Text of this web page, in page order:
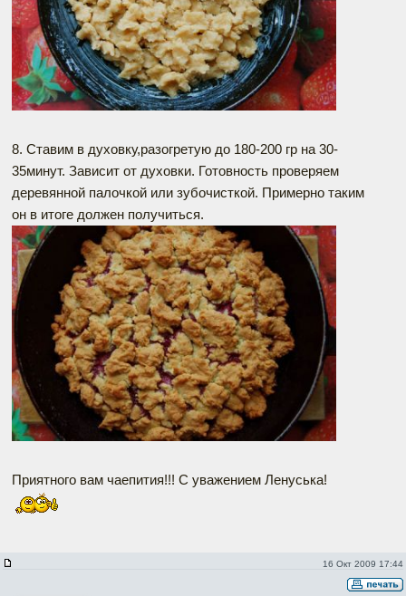
8. Ставим в духовку,разогретую до 180-200 гр на 30-
35минут. Зависит от духовки. Готовность проверяем
деревянной палочкой или зубочисткой. Примерно таким
он в итоге должен получиться.
Приятного вам чаепития!!! С уважением Ленуська!
16 Окт 2009 17:44